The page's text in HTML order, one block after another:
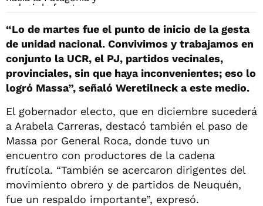
“Lo de martes fue el punto de inicio de la gesta
de unidad nacional. Convivimos y trabajamos en
conjunto la UCR, el PJ, partidos vecinales,
provinciales, sin que haya inconvenientes; eso lo
logró Massa”, señaló Weretilneck a este medio.
El gobernador electo, que en diciembre sucederá
a Arabela Carreras, destacó también el paso de
Massa por General Roca, donde tuvo un
encuentro con productores de la cadena
frutícola. “También se acercaron dirigentes del
movimiento obrero y de partidos de Neuquén,
fue un respaldo importante”, expresó.